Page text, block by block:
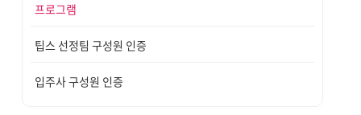
프로그램
팁스 선정팀 구성원 인증
입주사 구성원 인증